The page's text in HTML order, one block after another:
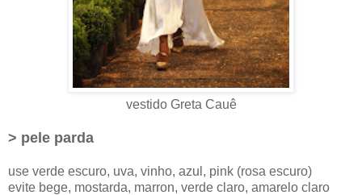
vestido Greta Cauê
> pele parda
use verde escuro, uva, vinho, azul, pink (rosa escuro)
evite bege, mostarda, marron, verde claro, amarelo claro